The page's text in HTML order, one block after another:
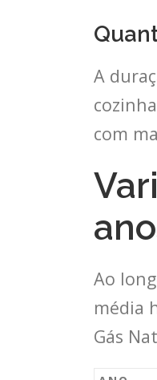
A
com
Ao
média
Gás